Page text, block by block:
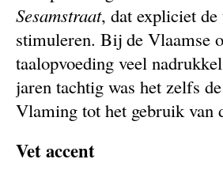
Sesamstraat, dat expliciet
stimuleren. Bij de Vlaamse
taalopvoeding veel
jaren tachtig was het zelfs
Vlaming tot het gebruik van
Vet accent